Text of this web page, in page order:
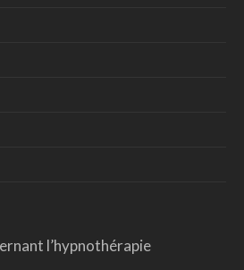
l’hypnothérapie